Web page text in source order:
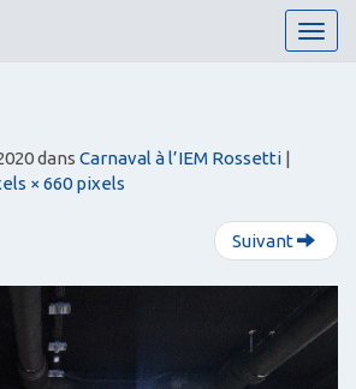
T
o
v
i
g
t
dans Carnaval à l’IEM Rossetti |
× 660 pixels
Suivant